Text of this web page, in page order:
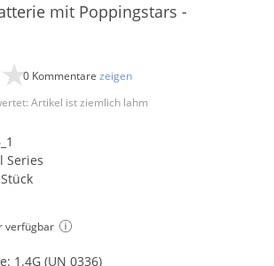
mit Poppingstars -
Artikel ist ziemlich lahm
0 Kommentare zeigen
Series
verfügbar
1.4G (UN 0336)